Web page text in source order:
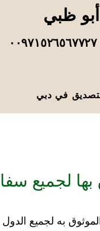
ظبي
في دبي
لجميع
به لجميع الدول